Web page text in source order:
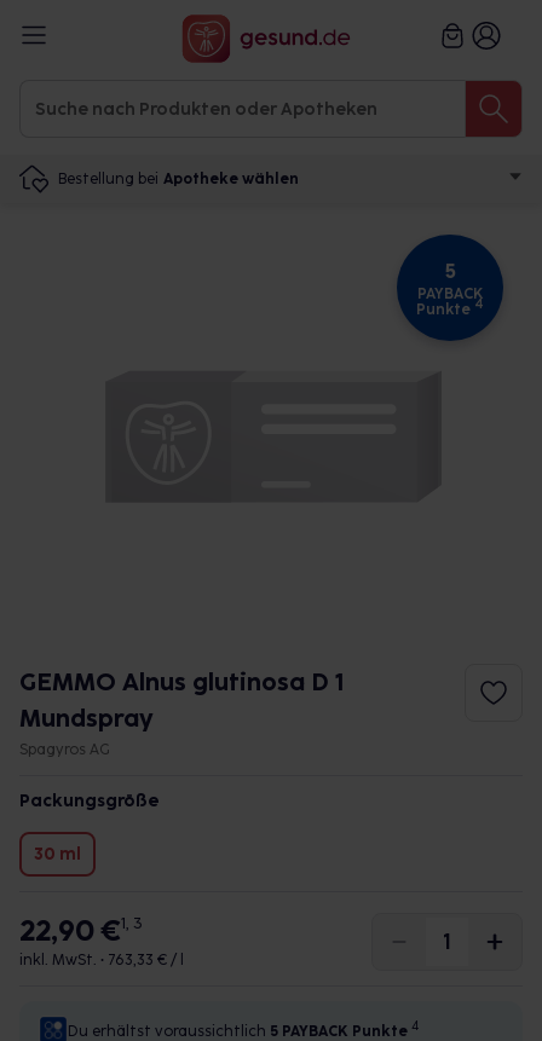
Bestellung bei Apotheke wählen
5
PAYBACK
Punkte 4
GEMMO Alnus glutinosa D 1
Mundspray
Spagyros AG
Packungsgröße
30 ml
22,90 €1, 3
inkl. MwSt. • 763,33 € / l
Du erhältst voraussichtlich 5 PAYBACK Punkte 4